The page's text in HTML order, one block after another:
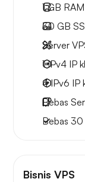
1 GB RAM
30 GB
Server
1 IPv4 IP
4 IPv6 IP
Bebas
Bebas 30
Bisnis VPS